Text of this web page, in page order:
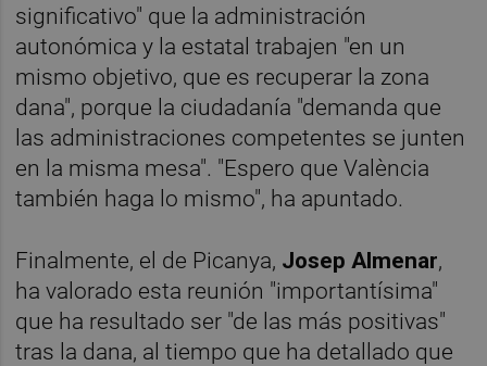
significativo" que la administración
autonómica y la estatal trabajen "en un
mismo objetivo, que es recuperar la zona
dana", porque la ciudadanía "demanda que
las administraciones competentes se junten
en la misma mesa". "Espero que València
también haga lo mismo", ha apuntado.
Finalmente, el de Picanya, Josep Almenar,
ha valorado esta reunión "importantísima"
que ha resultado ser "de las más positivas"
tras la dana, al tiempo que ha detallado que